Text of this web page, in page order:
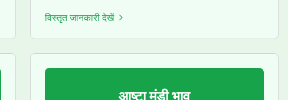
विस्तृत जानकारी देखें
आष्टामंडी भाव